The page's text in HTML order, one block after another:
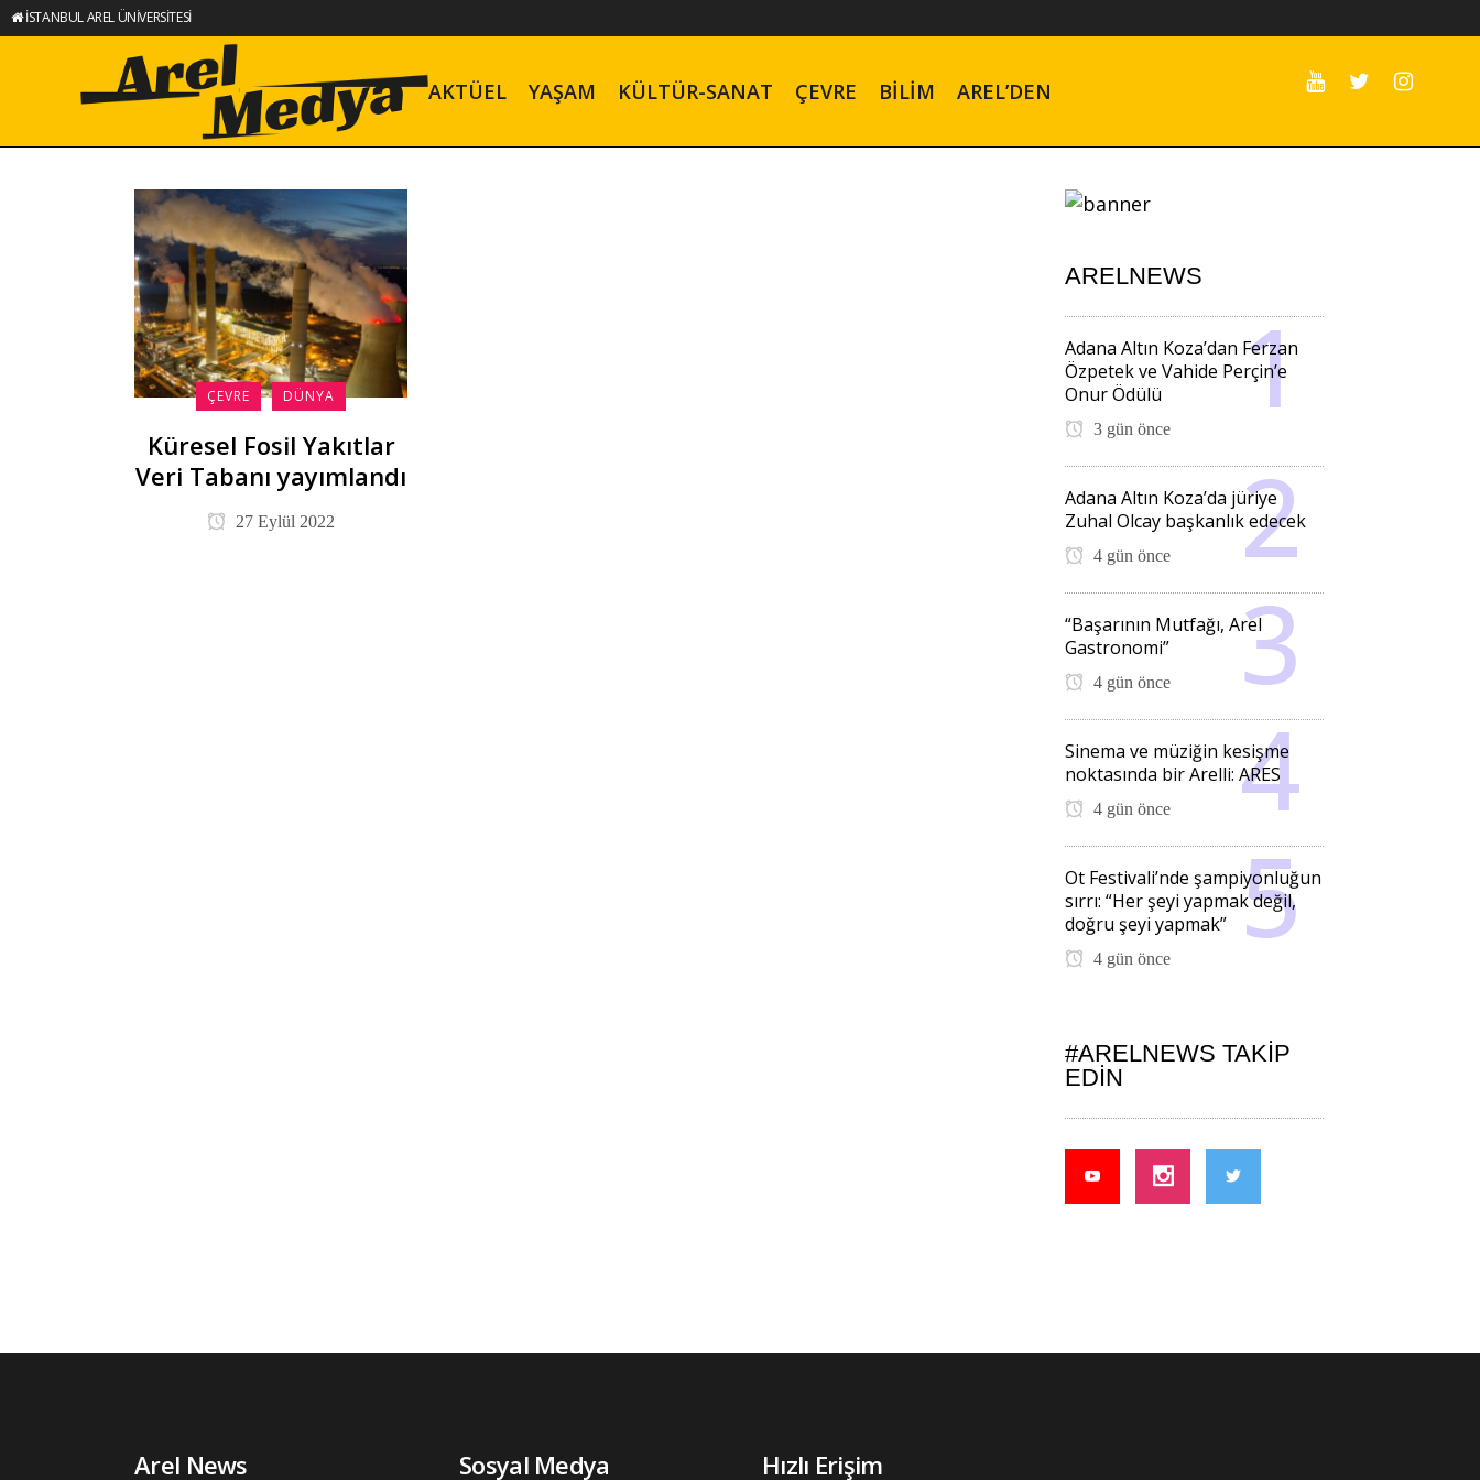
İSTANBUL AREL ÜNİVERSİTESİ
AKTÜEL YAŞAM KÜLTÜR-SANAT ÇEVRE BILIM AREL’DEN
ÇEVRE DÜNYA
Küresel Fosil Yakıtlar
Veri Tabanı yayımlandı
27 Eylül 2022
ARELNEWS
Adana Altın Koza’dan Ferzan
Özpetek ve Vahide Perçin’e
Onur Ödülü
3 gün önce
Adana Altın Koza’da jüriye
Zuhal Olcay başkanlık edecek
4 gün önce
“Başarının Mutfağı, Arel
Gastronomi”
4 gün önce
Sinema ve müziğin kesişme
noktasında bir Arelli: ARES
4 gün önce
Ot Festivali’nde şampiyonluğun
sırrı: “Her şeyi yapmak değil,
doğru şeyi yapmak”
4 gün önce
#ARELNEWS TAKIP
EDIN
Arel News Sosyal Medya Hızlı Erişim